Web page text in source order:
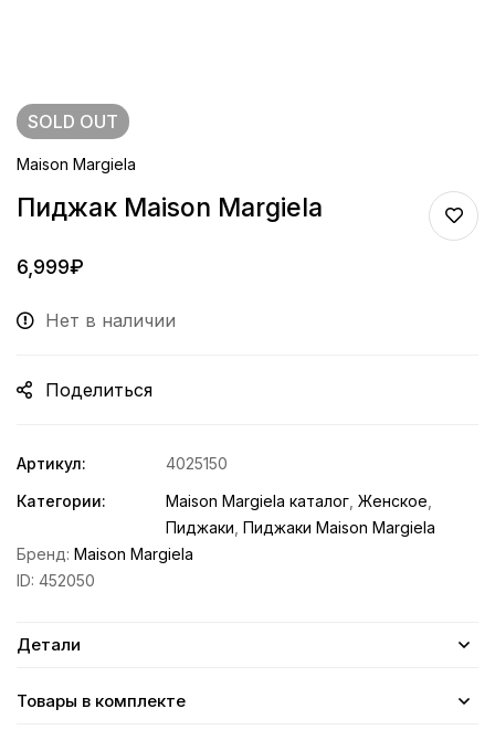
SOLD OUT
Maison Margiela
Пиджак Maison Margiela
6,999₽
Нет в наличии
Поделиться
Артикул:
4025150
Категории:
Maison Margiela каталог Женское
Пиджаки Пиджаки Maison Margiela
Бренд: Maison Margiela
ID: 452050
Детали
Товары в комплекте